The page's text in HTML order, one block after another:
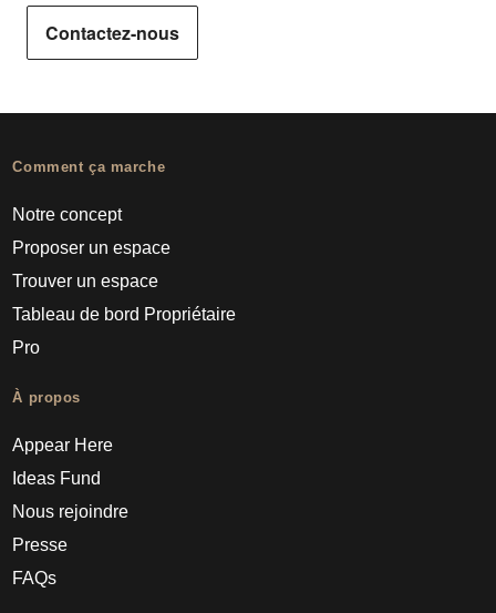
Contactez-nous
Comment ça marche
Notre concept
Proposer un espace
Trouver un espace
Tableau de bord Propriétaire
Pro
À propos
Appear Here
Ideas Fund
Nous rejoindre
Presse
FAQs